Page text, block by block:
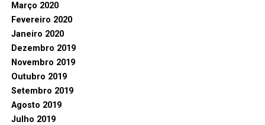
Março 2020
Fevereiro 2020
Janeiro 2020
Dezembro 2019
Novembro 2019
Outubro 2019
Setembro 2019
Agosto 2019
Julho 2019